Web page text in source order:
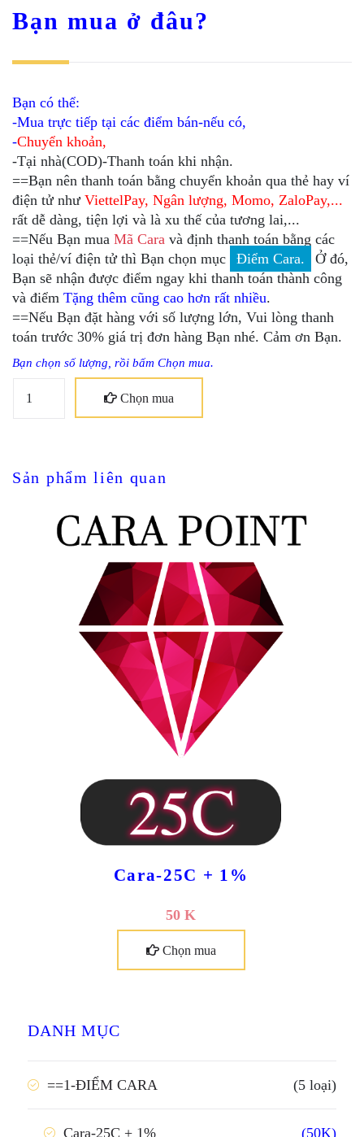
Bạn mua ở đâu?
Bạn có thể:
-Mua trực tiếp tại các điểm bán-nếu có,
-Chuyển khoản,
-Tại nhà(COD)-Thanh toán khi nhận.
==Bạn nên thanh toán bằng chuyển khoản qua thẻ hay ví
điện tử như ViettelPay, Ngân lượng, Momo, ZaloPay,...
rất dễ dàng, tiện lợi và là xu thế của tương lai,...
==Nếu Bạn mua Mã Cara và định thanh toán bằng các
loại thẻ/ví điện tử thì Bạn chọn mục
Điểm Cara.
Ở đó,
Bạn sẽ nhận được điểm ngay khi thanh toán thành công
và điểm Tặng thêm cũng cao hơn rất nhiều.
==Nếu Bạn đặt hàng với số lượng lớn, Vui lòng thanh
toán trước 30% giá trị đơn hàng Bạn nhé. Cảm ơn Bạn.
Bạn chọn số lượng, rồi bấm Chọn mua.
Chọn mua
Sản phẩm liên quan
Cara-100C + 4%
DANH MỤC
==1-ĐIỂM CARA (5 loại)
(50K)